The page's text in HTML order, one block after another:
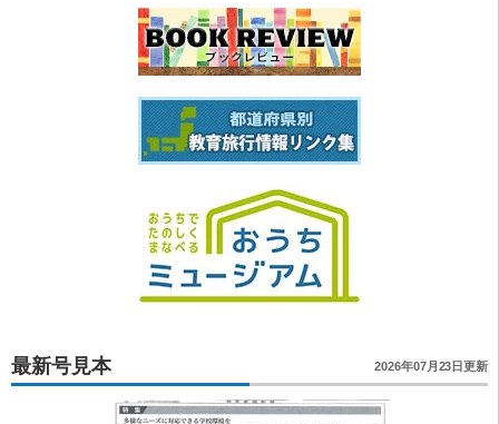
最新号見本 2026年07月23日更新